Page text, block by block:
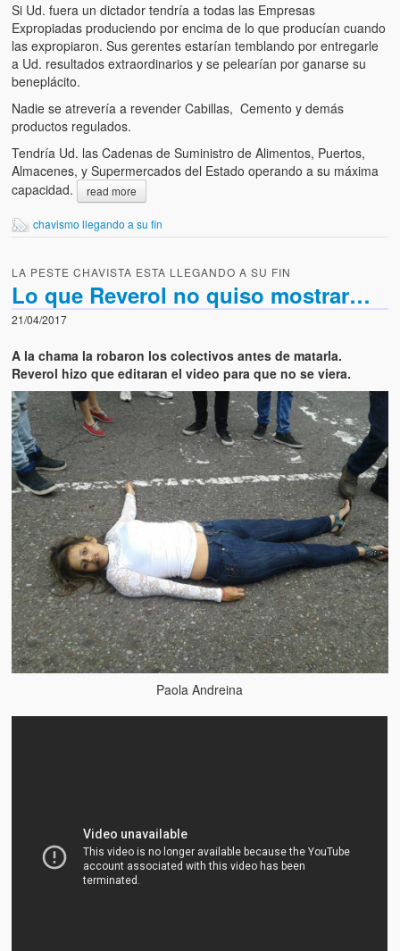
Si Ud. fuera un dictador tendría a todas las Empresas
Expropiadas produciendo por encima de lo que producían cuando
las expropiaron. Sus gerentes estarían temblando por entregarle
a Ud. resultados extraordinarios y se pelearían por ganarse su
beneplácito.
Nadie se atrevería a revender Cabillas, Cemento y demás
productos regulados.
Tendría Ud. las Cadenas de Suministro de Alimentos, Puertos,
Almacenes, y Supermercados del Estado operando a su máxima
capacidad.
read more
chavismo llegando a su fin
LA PESTE CHAVISTA ESTA LLEGANDO A SU FIN
Lo que Reverol no quiso mostrar…
21/04/2017
A la chama la robaron los colectivos antes de matarla.
Reverol hizo que editaran el video para que no se viera.
Paola Andreina